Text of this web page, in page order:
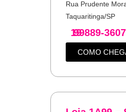
Rua Prudente
Taquaritinga/SP
19
99889-3607
COMO